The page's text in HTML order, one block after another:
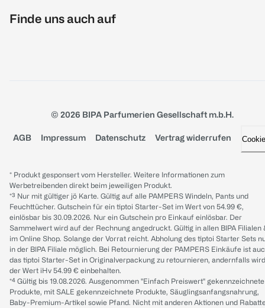
Finde uns auch auf
© 2026 BIPA Parfumerien Gesellschaft m.b.H.
AGB Impressum Datenschutz Vertrag widerrufen
* Produkt gesponsert vom Hersteller. Weitere Informationen zum
Werbetreibenden direkt beim jeweiligen Produkt.
*³ Nur mit gültiger jö Karte. Gültig auf alle PAMPERS Windeln, Pants und
Feuchttücher. Gutschein für ein tiptoi Starter-Set im Wert von 54.99 €,
einlösbar bis 30.09.2026. Nur ein Gutschein pro Einkauf einlösbar. Der
Sammelwert wird auf der Rechnung angedruckt. Gültig in allen BIPA Filialen
im Online Shop. Solange der Vorrat reicht. Abholung des tiptoi Starter Sets
in der BIPA Filiale möglich. Bei Retournierung der PAMPERS Einkäufe ist
das tiptoi Starter-Set in Originalverpackung zu retournieren, andernfalls wird
der Wert iHv 54.99 € einbehalten.
*⁴ Gültig bis 19.08.2026. Ausgenommen "Einfach Preiswert" gekennzeichnete
Produkte, mit SALE gekennzeichnete Produkte, Säuglingsanfangsnahrung,
Baby-Premium-Artikel sowie Pfand. Nicht mit anderen Aktionen und